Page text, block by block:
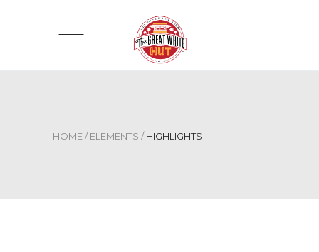
HOME/ ELEMENTS / HIGHLIGHTS